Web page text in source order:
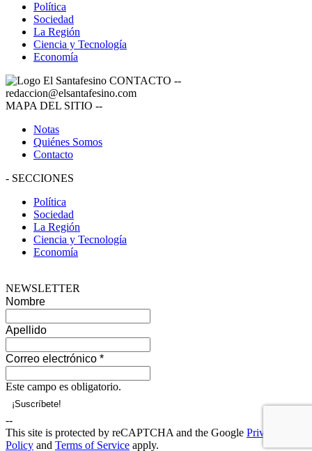
Política
Sociedad
La Región
Ciencia y Tecnología
Economía
CONTACTO --
redaccion@elsantafesino.com
MAPA DEL SITIO --
Notas
Quiénes Somos
Contacto
- SECCIONES
Política
Sociedad
La Región
Ciencia y Tecnología
Economía
NEWSLETTER
Nombre
Apellido
Correo electrónico *
Este campo es obligatorio.
--
This site is protected by reCAPTCHA and the Google Privacy
Policy and Terms of Service apply.